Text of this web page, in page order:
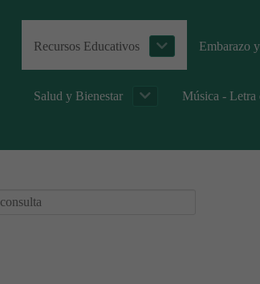
Recursos Educativos Embarazo
Salud y Bienestar Música - Letra